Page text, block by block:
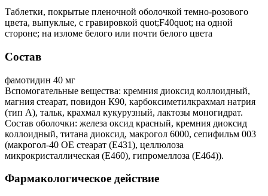
Таблетки, покрытые пленочной оболочкой темно-розового
цвета, выпуклые, с гравировкой quot;F40quot; на одной
стороне; на изломе белого или почти белого цвета
Состав
фамотидин 40 мг
Вспомогательные вещества: кремния диоксид коллоидный,
магния стеарат, повидон К90, карбоксиметилкрахмал натрия
(тип А), тальк, крахмал кукурузный, лактозы моногидрат.
Состав оболочки: железа оксид красный, кремния диоксид
коллоидный, титана диоксид, макрогол 6000, сепифильм 003
(макрогол-40 ОЕ стеарат (Е431), целлюлоза
микрокристаллическая (Е460), гипромеллоза (Е464)).
Фармакологическое действие